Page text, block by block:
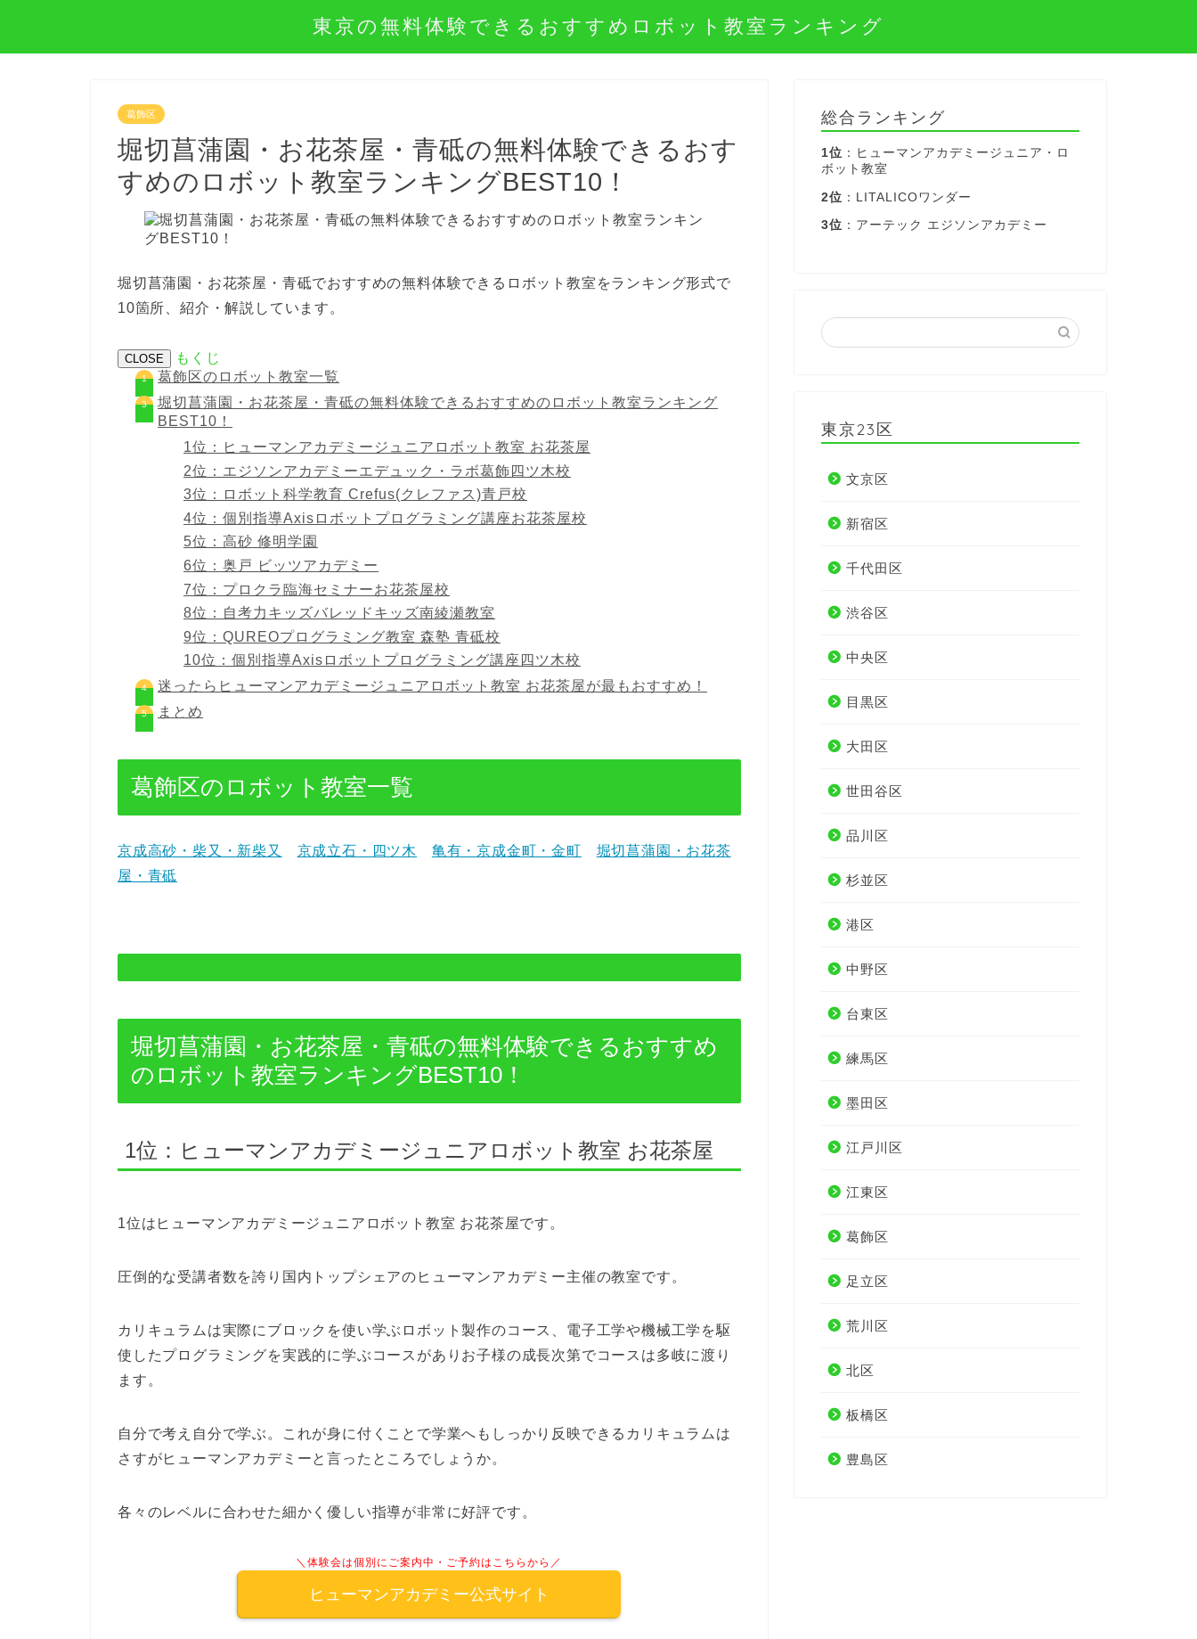
東京の無料体験できるおすすめロボット教室ランキング
葛飾区
堀切菖蒲園・お花茶屋・青砥の無料体験できるおす
すめのロボット教室ランキングBEST10！
堀切菖蒲園・お花茶屋・青砥でおすすめの無料体験できるロボット教室をランキング形式で
10箇所、紹介・解説しています。
CLOSE
もくじ
葛飾区のロボット教室一覧
堀切菖蒲園・お花茶屋・青砥の無料体験できるおすすめのロボット教室ランキング
BEST10！
1位：ヒューマンアカデミージュニアロボット教室 お花茶屋
2位：エジソンアカデミーエデュック・ラボ葛飾四ツ木校
3位：ロボット科学教育 Crefus(クレファス)青戸校
4位：個別指導Axisロボットプログラミング講座お花茶屋校
5位：高砂 修明学園
6位：奥戸 ビッツアカデミー
7位：プロクラ臨海セミナーお花茶屋校
8位：自考力キッズバレッドキッズ南綾瀬教室
9位：QUREOプログラミング教室 森塾 青砥校
10位：個別指導Axisロボットプログラミング講座四ツ木校
迷ったらヒューマンアカデミージュニアロボット教室 お花茶屋が最もおすすめ！
まとめ
葛飾区のロボット教室一覧
京成高砂・柴又・新柴又 京成立石・四ツ木 亀有・京成金町・金町
堀切菖蒲園・お花茶
屋・青砥
堀切菖蒲園・お花茶屋・青砥の無料体験できるおすすめ
のロボット教室ランキングBEST10！
1位：ヒューマンアカデミージュニアロボット教室 お花茶屋
1位はヒューマンアカデミージュニアロボット教室 お花茶屋です。
圧倒的な受講者数を誇り国内トップシェアのヒューマンアカデミー主催の教室です。
カリキュラムは実際にブロックを使い学ぶロボット製作のコース、電子工学や機械工学を駆
使したプログラミングを実践的に学ぶコースがありお子様の成長次第でコースは多岐に渡り
ます。
自分で考え自分で学ぶ。これが身に付くことで学業へもしっかり反映できるカリキュラムは
さすがヒューマンアカデミーと言ったところでしょうか。
各々のレベルに合わせた細かく優しい指導が非常に好評です。
＼体験会は個別にご案内中・ご予約はこちらから／
ヒューマンアカデミー公式サイト
総合ランキング
1位 ：ヒューマンアカデミージュニア・ロ
ボット教室
2位 ：LITALICOワンダー
3位 ：アーテック エジソンアカデミー
東京23区
文京区
新宿区
千代田区
渋谷区
中央区
目黒区
大田区
世田谷区
品川区
杉並区
港区
中野区
台東区
練馬区
墨田区
江戸川区
江東区
葛飾区
足立区
荒川区
北区
板橋区
豊島区